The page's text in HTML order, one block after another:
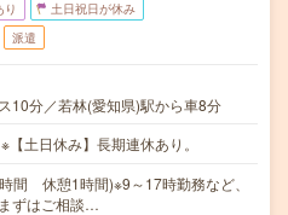
り 土日祝日が休み
派遣
10分／若林(愛知県)駅から車8分
土日休み】長期連休あり。
間 休憩1時間)※9～17時勤務など、
ずはご相談…